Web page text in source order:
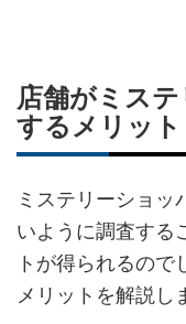
店舗がミス
するメリット
ミステリーショ
いように調査する
トが得られるの
メリットを解説し